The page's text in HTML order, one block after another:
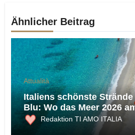
Ähnlicher Beitrag
Attualità
Italiens schönste
Blu: Wo das Meer 2026
ist
Redaktion TI AMO ITALIA